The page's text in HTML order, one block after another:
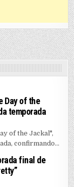
Day of the
temporada
“CHACAL” REGRESA: “THE
of the Jackal",
confirmando...
final de
VIDEO LANZA